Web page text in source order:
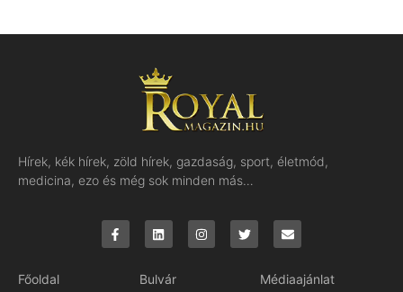
Hírek, kék hírek, zöld hírek, gazdaság, sport, életmód,
medicina, ezo és még sok minden más…
Főoldal
Bulvár
Médiaajánlat